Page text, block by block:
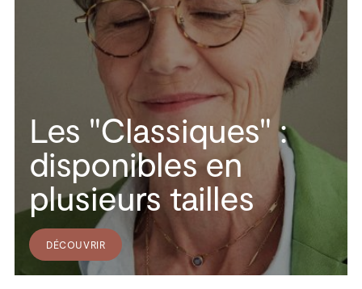
Les "Classiques" :
disponibles en
plusieurs tailles
DÉCOUVRIR